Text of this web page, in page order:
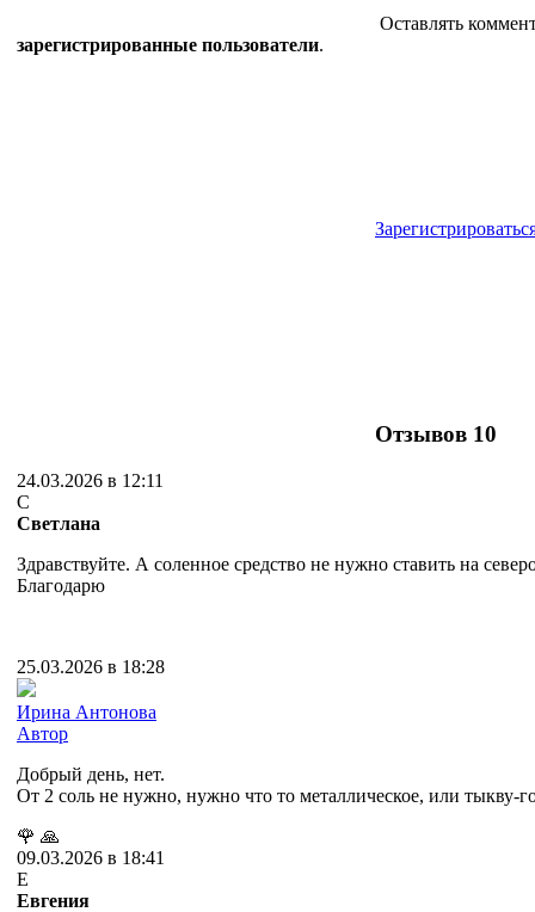
Оставлять
зарегистрированные пользователи.
Отзывов 10
24.03.2026 в 12:11
С
Светлана
Здравствуйте. А соленное средство не нужно ставить на
Благодарю
25.03.2026 в 18:28
Ирина Антонова
Автор
Добрый день, нет.
От 2 соль не нужно, нужно что то металлическое, или тыкву-
🌹 🙏
09.03.2026 в 18:41
Е
Евгения